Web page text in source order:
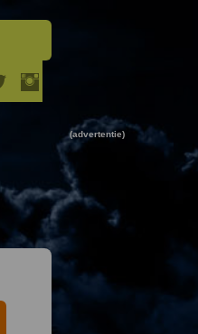
(advertentie)